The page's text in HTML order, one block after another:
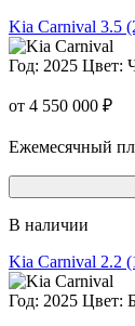
Kia Carnival 3.5
Год: 2025 Цвет:
от 4 550 000 ₽
Ежемесячный
В наличии
Kia Carnival 2.2
Год: 2025 Цвет: